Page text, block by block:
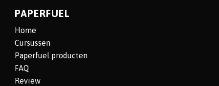
PAPERFUEL
Home
Cursussen
Paperfuel producten
FAQ
Review